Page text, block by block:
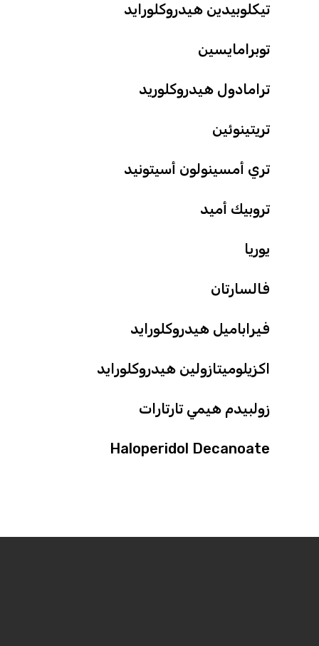
تيكلوبيدين هيدروكلورايد
توبرامايسين
ترامادول هيدروكلوريد
تريتينوئين
تري أمسينولون أسيتونيد
تروبيك أميد
يوريا
فالسارتان
فيراباميل هيدروكلورايد
اكزيلوميتازولين هيدروكلورايد
زولبيدم هيمي تارتارات
Haloperidol Decanoate